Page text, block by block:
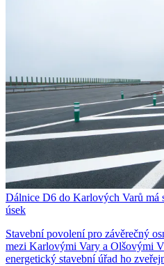
Dálnice D6 do Karlových Varů má
úsek
Stavební povolení pro závěrečný
mezi Karlovými Vary a Olšovými
energetický stavební úřad ho